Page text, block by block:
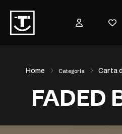
Home Categoria Carta
FADED